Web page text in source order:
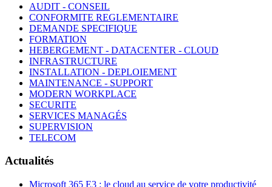
AUDIT - CONSEIL
CONFORMITE REGLEMENTAIRE
DEMANDE SPECIFIQUE
FORMATION
HEBERGEMENT - DATACENTER - CLOUD
INFRASTRUCTURE
INSTALLATION - DEPLOIEMENT
MAINTENANCE - SUPPORT
MODERN WORKPLACE
SECURITE
SERVICES MANAGÉS
SUPERVISION
TELECOM
Actualités
Microsoft 365 E3 : le cloud au service de votre productivité